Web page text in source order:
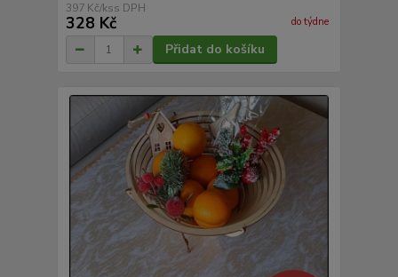
397 Kč/ks
328 Kč do týdne
Přidat do košíku